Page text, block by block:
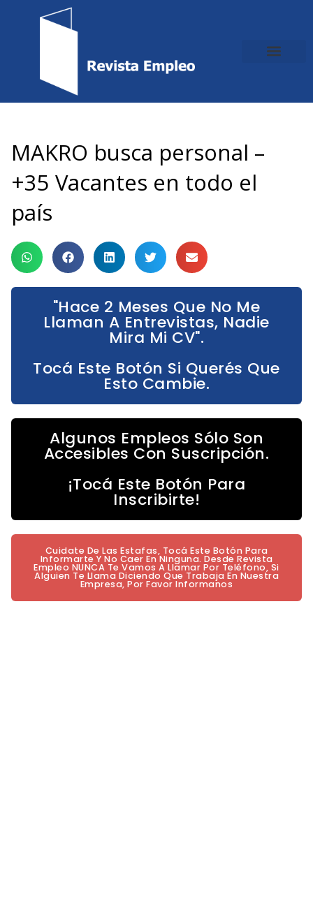
MAKRO busca personal –
+35 Vacantes en todo el
país
"Hace 2 Meses Que No Me
Llaman A Entrevistas, Nadie
Mira Mi CV".
Tocá Este Botón Si Querés Que
Esto Cambie.
Algunos Empleos Sólo Son
Accesibles Con Suscripción.
¡Tocá Este Botón Para
Inscribirte!
Cuidate De Las Estafas, Tocá Este Botón Para
Informarte Y No Caer En Ninguna. Desde Revista
Empleo NUNCA Te Vamos A Llamar Por Teléfono, Si
Alguien Te Llama Diciendo Que Trabaja En Nuestra
Empresa, Por Favor Informanos